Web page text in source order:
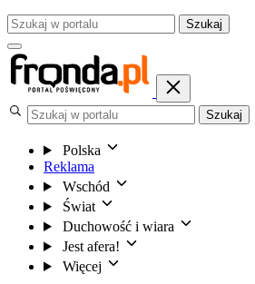
Szukaj
Szukaj
Polska
Reklama
Wschód
Świat
Duchowość i wiara
Jest afera!
Więcej